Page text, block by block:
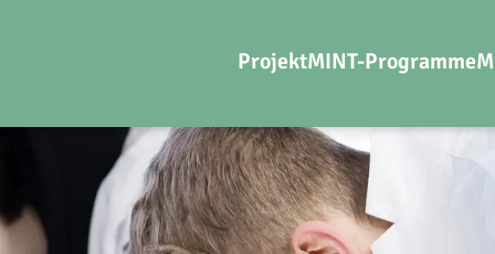
ProjektMINT-Programme